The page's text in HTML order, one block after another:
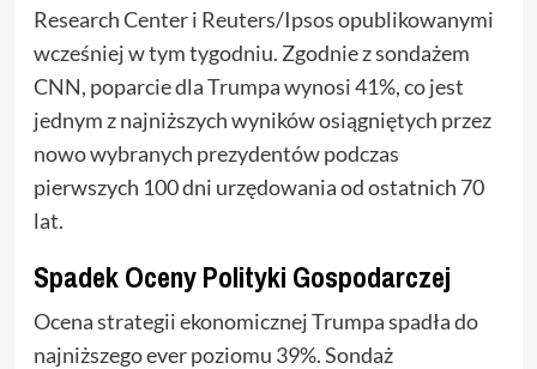
Research Center i Reuters/Ipsos opublikowanymi
wcześniej w tym tygodniu. Zgodnie z sondażem
CNN, poparcie dla Trumpa wynosi 41%, co jest
jednym z najniższych wyników osiągniętych przez
nowo wybranych prezydentów podczas
pierwszych 100 dni urzędowania od ostatnich 70
lat.
Spadek Oceny Polityki Gospodarczej
Ocena strategii ekonomicznej Trumpa spadła do
najniższego ever poziomu 39%. Sondaż